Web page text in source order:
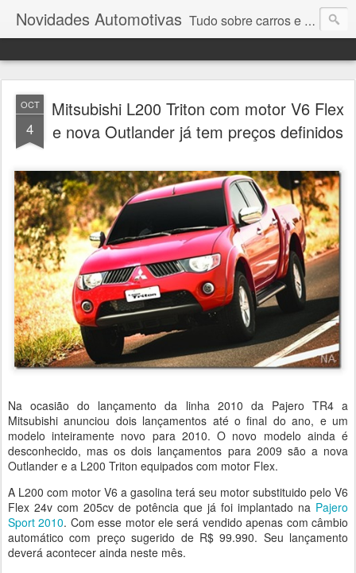
Novidades Automotivas Tudo sobre carros e motores
OCT
4
Mitsubishi L200 Triton com motor V6 Flex
e nova Outlander já tem preços definidos
Na ocasião do lançamento da linha 2010 da Pajero TR4 a
Mitsubishi anunciou dois lançamentos até o final do ano, e um
modelo inteiramente novo para 2010. O novo modelo ainda é
desconhecido, mas os dois lançamentos para 2009 são a nova
Outlander e a L200 Triton equipados com motor Flex.
A L200 com motor V6 a gasolina terá seu motor substituido pelo V6
Flex 24v com 205cv de potência que já foi implantado na Pajero
Sport 2010. Com esse motor ele será vendido apenas com câmbio
automático com preço sugerido de R$ 99.990. Seu lançamento
deverá acontecer ainda neste mês.